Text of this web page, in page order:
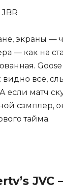
JBR
экраны —
— как на
видно всё,
если матч
сэмплер,
тайма.
JVC